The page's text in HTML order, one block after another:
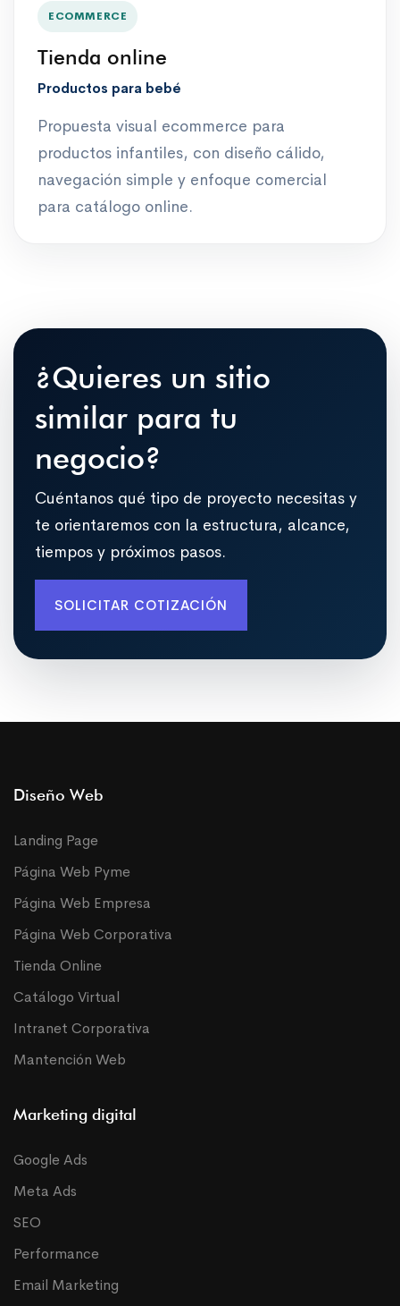
ECOMMERCE
Tienda online
Productos para bebé
Propuesta visual ecommerce para
productos infantiles, con diseño cálido,
navegación simple y enfoque comercial
para catálogo online.
¿Quieres un sitio
similar para tu
negocio?
Cuéntanos qué tipo de proyecto necesitas y
te orientaremos con la estructura, alcance,
tiempos y próximos pasos.
SOLICITAR COTIZACIÓN
Diseño Web
Landing Page
Página Web Pyme
Página Web Empresa
Página Web Corporativa
Tienda Online
Catálogo Virtual
Intranet Corporativa
Mantención Web
Marketing digital
Google Ads
Meta Ads
SEO
Performance
Email Marketing